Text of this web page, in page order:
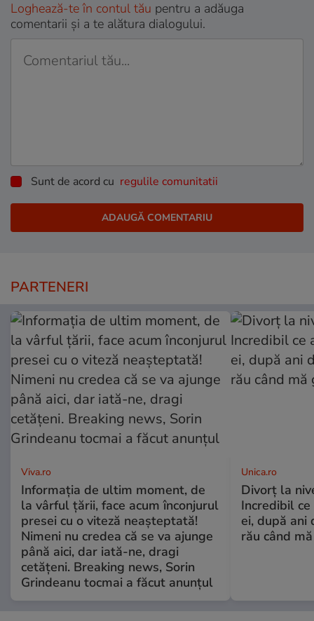
Loghează-te în contul tău pentru a adăuga
comentarii și a te alătura dialogului.
Sunt de acord cu regulile comunitatii
PARTENERI
Viva.ro
Informația de ultim moment, de
la vârful țării, face acum înconjurul
presei cu o viteză neașteptată!
Nimeni nu credea că se va ajunge
până aici, dar iată-ne, dragi
cetățeni. Breaking news, Sorin
Grindeanu tocmai a făcut anunțul
Unica.ro
Divorț la
Incredibil
ei, după ani
rău când